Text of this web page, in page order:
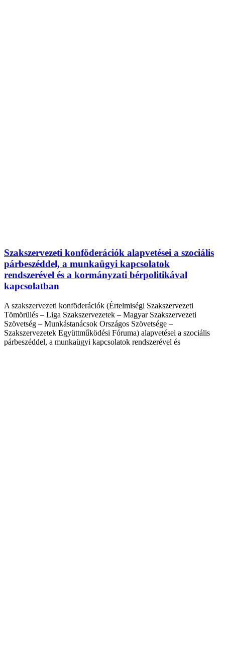
Szakszervezeti konföderációk alapvetései a szociális
párbeszéddel, a munkaügyi kapcsolatok
rendszerével és a kormányzati bérpolitikával
kapcsolatban
A szakszervezeti konföderációk (Értelmiségi Szakszervezeti
Tömörülés – Liga Szakszervezetek – Magyar Szakszervezeti
Szövetség – Munkástanácsok Országos Szövetsége –
Szakszervezetek Együttműködési Fóruma) alapvetései a szociális
párbeszéddel, a munkaügyi kapcsolatok rendszerével és